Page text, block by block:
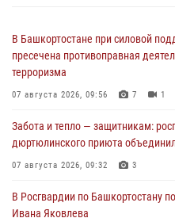
В Башкортостане при силовой
пресечена противоправная
терроризма
07 августа 2026, 09:56 7 1
Забота и тепло — защитникам:
дюртюлинского приюта
07 августа 2026, 09:32 3
В Росгвардии по Башкортостану
Ивана Яковлева